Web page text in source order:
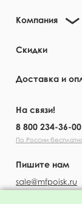
Компания
Скидки
Доставка и
На связи!
8 800 234-36-00
По России
Пишите нам
sale@mfpoisk.ru